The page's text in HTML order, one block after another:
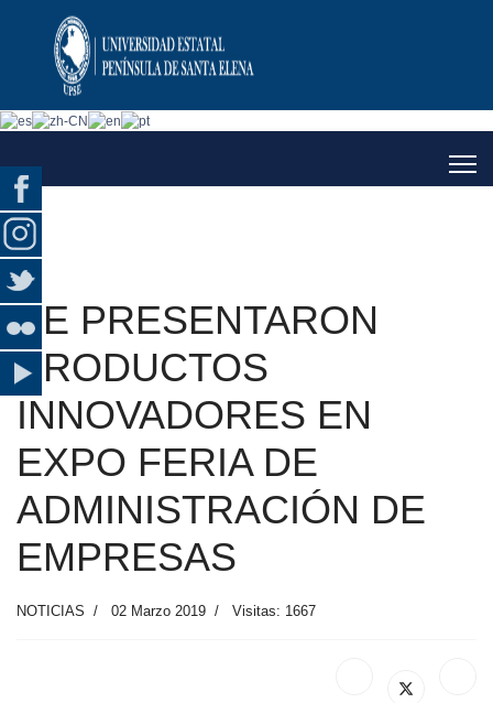
SE PRESENTARON
PRODUCTOS
INNOVADORES EN
EXPO FERIA DE
ADMINISTRACIÓN DE
EMPRESAS
NOTICIAS 02 Marzo 2019 Visitas: 1667